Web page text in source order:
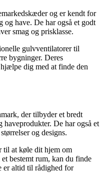
og er kendt for
og have. De har også et godt
smag og prisklasse.
gulvventilatorer til
bygninger. Deres
dig med at finde den
der tilbyder et bredt
De har også et
og designs.
til at køle dit hjem om
bestemt rum, kan du finde
er altid til rådighed for